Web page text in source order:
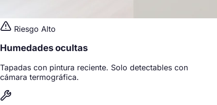
Riesgo Alto
Humedades ocultas
Tapadas con pintura reciente. Solo detectables con
cámara termográfica.